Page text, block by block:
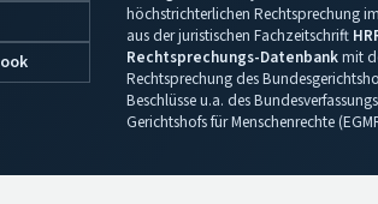
höchstrichterlichen Rechtsprechung
aus der juristischen Fachzeitschrift
Rechtsprechungs-Datenbankmit
Rechtsprechung des
Beschlüsse u.a. des
Gerichtshofs für Menschenrechte